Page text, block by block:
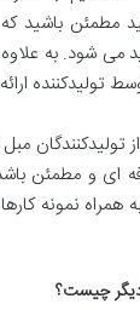
باشید
می شود. به
تولیدکننده
تولیدکنندگان
ای و مطمئن
نمونه
چیست؟